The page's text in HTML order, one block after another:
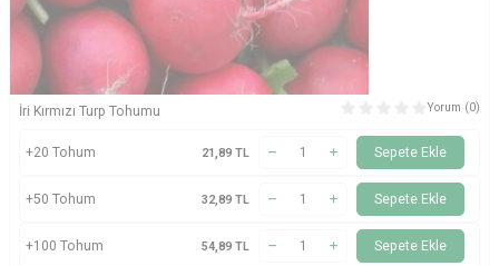
İri Kırmızı Turp Tohumu Yorum (0)
+20 Tohum 21,89 TL Sepete Ekle
+50 Tohum 32,89 TL Sepete Ekle
+100 Tohum 54,89 TL Sepete Ekle